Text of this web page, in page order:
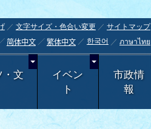
文字サイズ・色合い変更
サイトマップ
简体中文 繁体中文 한국어 ภาษาไทย
・文
イベン
ト
市政情
報